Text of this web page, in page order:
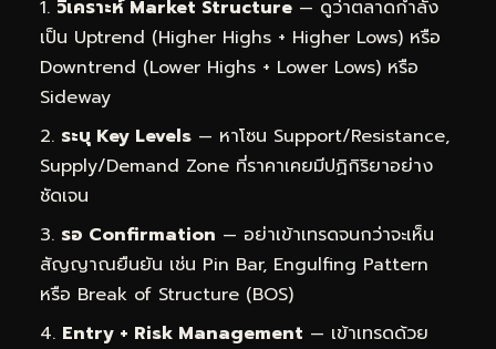
วิเคราะห์ Market Structure — ดูว่าตลาดกำลัง
เป็น Uptrend (Higher Highs + Higher Lows) หรือ
Downtrend (Lower Highs + Lower Lows) หรือ
Sideway
ระบุ Key Levels — หาโซน Support/Resistance,
Supply/Demand Zone ที่ราคาเคยมีปฏิกิริยาอย่าง
ชัดเจน
รอ Confirmation — อย่าเข้าเทรดจนกว่าจะเห็น
สัญญาณยืนยัน เช่น Pin Bar, Engulfing Pattern
หรือ Break of Structure (BOS)
Entry + Risk Management — เข้าเทรดด้วย